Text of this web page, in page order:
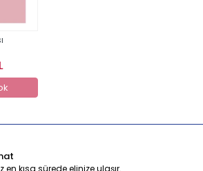
en kısa sürede elinize ulaşır.